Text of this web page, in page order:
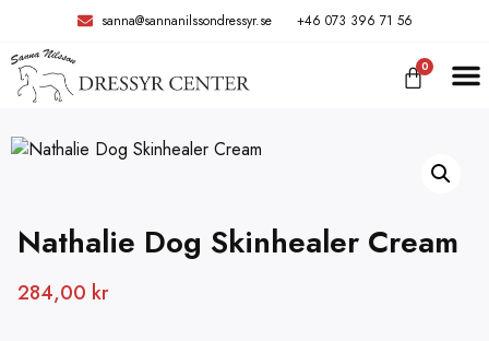
sanna@sannanilssondressyr.se +46 073 396 71 56
0
Nathalie Dog Skinhealer Cream
284,00 kr